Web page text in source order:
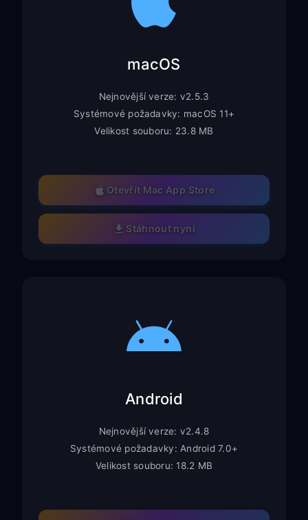
macOS
Nejnovější verze: v2.5.3
Systémové požadavky: macOS 11+
Velikost souboru: 23.8 MB
Otevřít Mac App Store
Stáhnout nyní
Android
Nejnovější verze: v2.4.8
Systémové požadavky: Android 7.0+
Velikost souboru: 18.2 MB